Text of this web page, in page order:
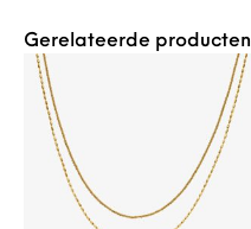
Gerelateerde producten